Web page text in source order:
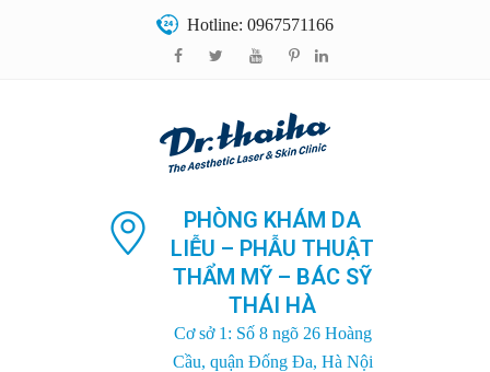
Hotline: 0967571166
PHÒNG KHÁM DA
LIỄU – PHẪU THUẬT
THẨM MỸ – BÁC SỸ
THÁI HÀ
Cơ sở 1: Số 8 ngõ 26 Hoàng
Cầu, quận Đống Đa, Hà Nội